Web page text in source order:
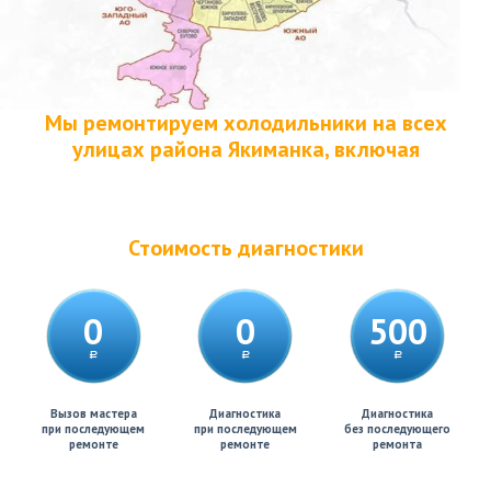
Мы ремонтируем холодильники на всех
улицах района Якиманка, включая
Стоимость диагностики
0
a
Вызов мастера
при последующем
ремонте
0
a
Диагностика
при последующем
ремонте
500
a
Диагностика
без последующего
ремонта